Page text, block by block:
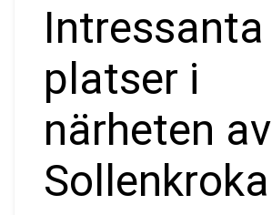
Intressanta
platser i
närheten av
Sollenkroka